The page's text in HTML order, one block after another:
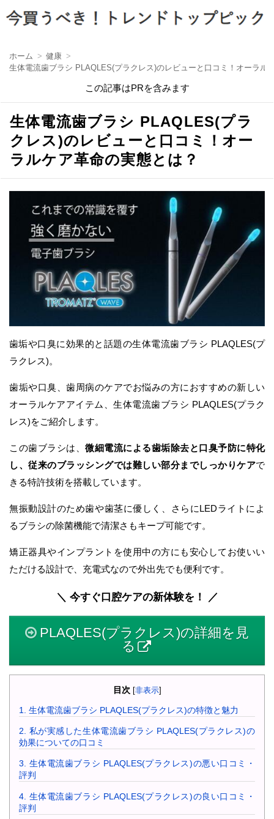
ホーム
健康
生体電流歯ブラシ PLAQLES(プラクレス)のレビューと口コミ！オーラル
この記事はPRを含みます
生体電流歯ブラシ PLAQLES(プラ
クレス)のレビューと口コミ！オー
ラルケア革命の実態とは？
歯垢や口臭に効果的と話題の生体電流歯ブラシ PLAQLES(プ
ラクレス)。
歯垢や口臭、歯周病のケアでお悩みの方におすすめの新しい
オーラルケアアイテム、生体電流歯ブラシ PLAQLES(プラク
レス)をご紹介します。
この歯ブラシは、 微細電流による歯垢除去と口臭予防に特化
し、従来のブラッシングでは難しい部分までしっかりケアで
きる特許技術を搭載しています。
無振動設計のため歯や歯茎に優しく、さらにLEDライトによ
るブラシの除菌機能で清潔さもキープ可能です。
矯正器具やインプラントを使用中の方にも安心してお使いい
ただける設計で、充電式なので外出先でも便利です。
＼ 今すぐ口腔ケアの新体験を！ ／
PLAQLES(プラクレス)の詳細を見
る
目次 [非表示]
1. 生体電流歯ブラシ PLAQLES(プラクレス)の特徴と魅力
2. 私が実感した生体電流歯ブラシ PLAQLES(プラクレス)の
効果についての口コミ
3. 生体電流歯ブラシ PLAQLES(プラクレス)の悪い口コミ・
評判
4. 生体電流歯ブラシ PLAQLES(プラクレス)の良い口コミ・
評判